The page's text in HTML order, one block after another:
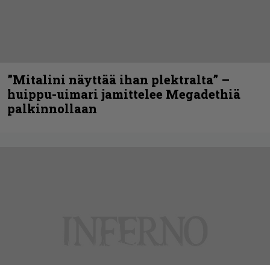
”Mitalini näyttää ihan plektralta” –
huippu-uimari jamittelee Megadethiä
palkinnollaan